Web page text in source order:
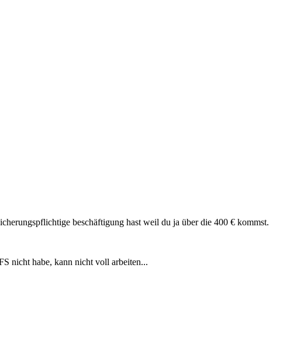
beschäftigung hast weil du ja über die 400 € kommst.
nicht habe, kann nicht voll arbeiten...